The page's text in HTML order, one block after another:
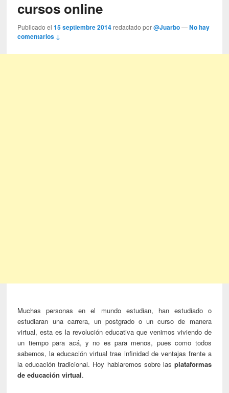
cursos online
Publicado el15 septiembre 2014 redactado por@Juarbo —No hay
comentarios ↓
Muchas personas en el mundo estudian, han estudiado o
estudiaran una carrera, un postgrado o un curso de manera
virtual, esta es la revolución educativa que venimos viviendo de
un tiempo para acá, y no es para menos, pues como todos
sabemos, la educación virtual trae infinidad de ventajas frente a
la educación tradicional. Hoy hablaremos sobre las plataformas
de educación virtual.